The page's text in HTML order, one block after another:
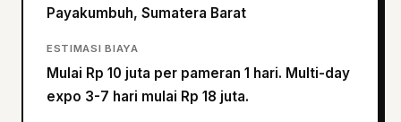
Payakumbuh, Sumatera Barat
ESTIMASI BIAYA
Mulai Rp 10 juta per pameran 1 hari. Multi-day
expo 3-7 hari mulai Rp 18 juta.